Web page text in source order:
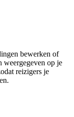
bewerken of
weergegeven op je
reizigers je